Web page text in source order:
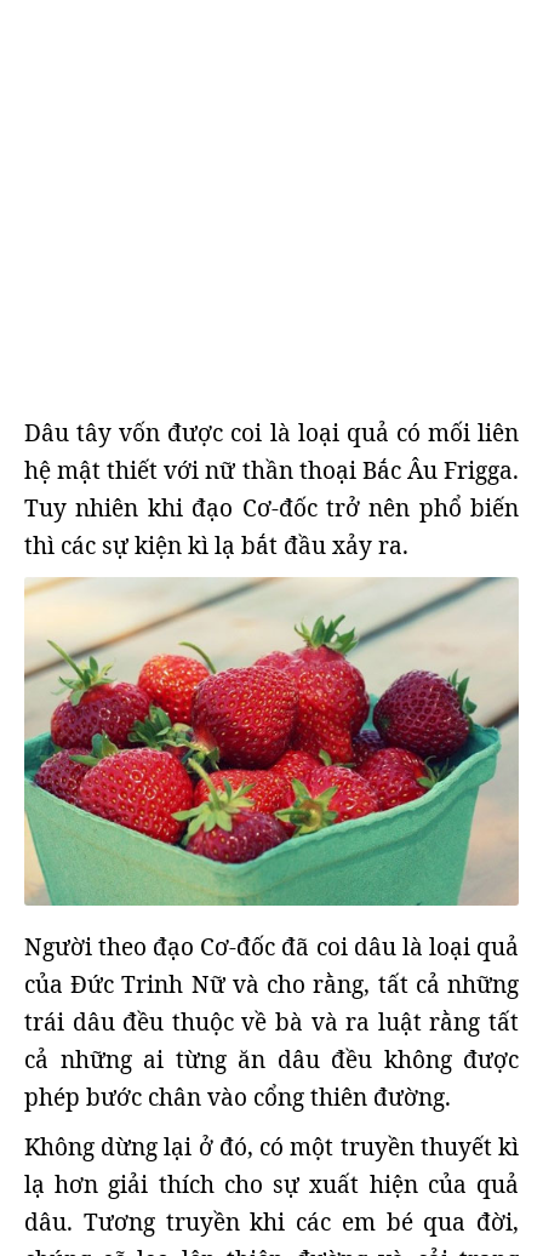
Dâu tây vốn được coi là loại quả có mối liên
hệ mật thiết với nữ thần thoại Bắc Âu Frigga.
Tuy nhiên khi đạo Cơ-đốc trở nên phổ biến
thì các sự kiện kì lạ bắt đầu xảy ra.
Người theo đạo Cơ-đốc đã coi dâu là loại quả
của Đức Trinh Nữ và cho rằng, tất cả những
trái dâu đều thuộc về bà và ra luật rằng tất
cả những ai từng ăn dâu đều không được
phép bước chân vào cổng thiên đường.
Không dừng lại ở đó, có một truyền thuyết kì
lạ hơn giải thích cho sự xuất hiện của quả
dâu. Tương truyền khi các em bé qua đời,